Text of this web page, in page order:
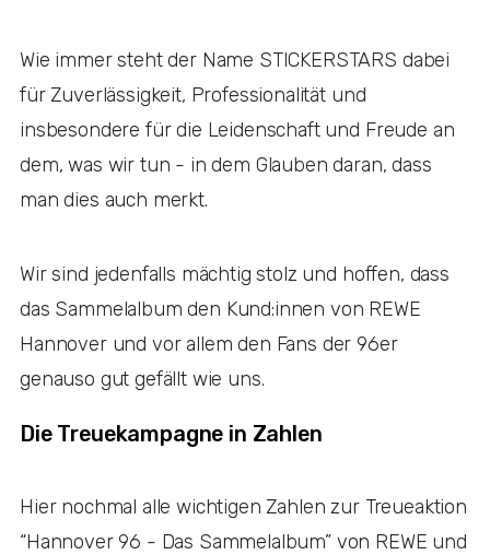
Wie immer steht der Name STICKERSTARS dabei
für Zuverlässigkeit, Professionalität und
insbesondere für die Leidenschaft und Freude an
dem, was wir tun - in dem Glauben daran, dass
man dies auch merkt.
Wir sind jedenfalls mächtig stolz und hoffen, dass
das Sammelalbum den Kund:innen von REWE
Hannover und vor allem den Fans der 96er
genauso gut gefällt wie uns.
Die Treuekampagne in Zahlen
Hier nochmal alle wichtigen Zahlen zur Treueaktion
“Hannover 96 - Das Sammelalbum” von REWE und